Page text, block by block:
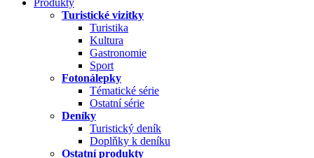
Produkty
Turistické vizitky
Turistika
Kultura
Gastronomie
Sport
Fotonálepky
Tématické série
Ostatní série
Deníky
Turistický deník
Doplňky k deníku
Ostatní produkty